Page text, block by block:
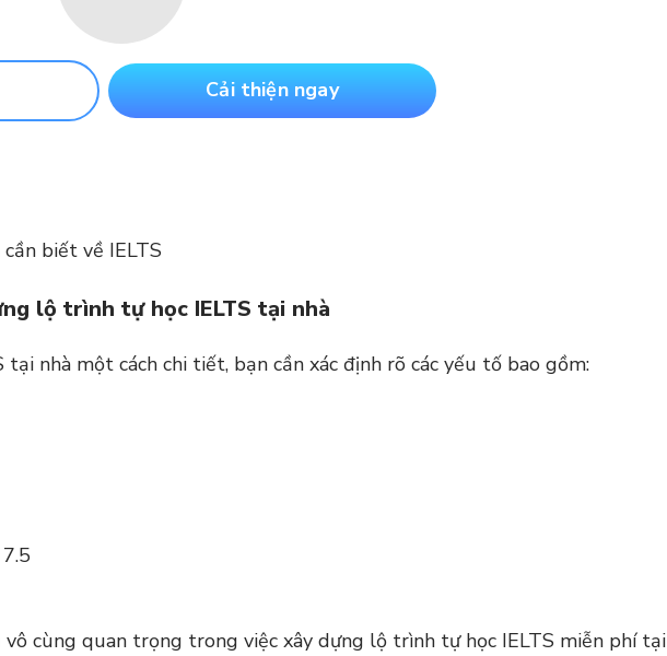
Cải thiện ngay
biết về IELTS
lộ trình tự học IELTS tại nhà
nhà một cách chi tiết, bạn cần xác định rõ các yếu tố bao gồm:
cùng quan trọng trong việc xây dựng lộ trình tự học IELTS miễn phí tại